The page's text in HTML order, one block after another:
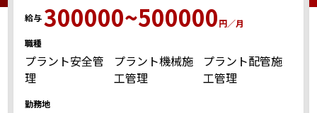
給与300000~500000円／月
職種
プラント安全管
理
プラント機械施
工管理
プラント配管施
工管理
勤務地